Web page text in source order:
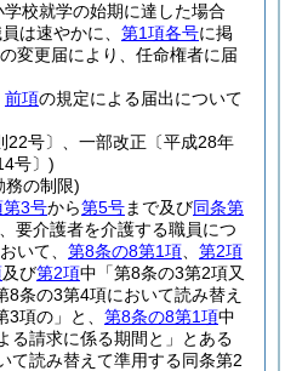
校就学の始期に達した場合
は速やかに、 第1項各号に掲
変更届により、任命権者に届
前項の規定による届出について
22号〕、一部改正〔平成28年
号〕)
務の制限)
3号から第5号まで及び同条第
要介護者を介護する職員につ
いて、 第8条の8第1項
第2項
及び第2項中「第8条の3第2項又
8条の3第4項において読み替え
項の」と、 第8条の8第1項中
る請求に係る期間と」とある
て読み替えて準用する同条第2